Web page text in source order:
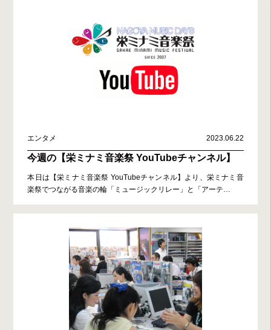
エンタメ 2023.06.22
今週の【栄ミナミ音楽祭 YouTubeチャンネル】
本日は【栄ミナミ音楽祭 YouTubeチャンネル】より、栄ミナミ音
楽祭でつながる音楽の輪「ミュージックリレー」と「アーテ